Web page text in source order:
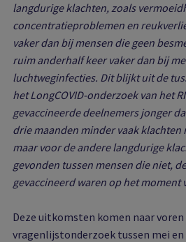
langdurige klachten, zoals
concentratieproblemen en
vaker dan bij mensen die geen
ruim anderhalf keer vaker dan bij
luchtweginfecties. Dit blijkt uit de
het LongCOVID-onderzoek van het
gevaccineerde deelnemers jonger
drie maanden minder vaak klachten
maar voor de andere langdurige
gevonden tussen mensen die niet,
gevaccineerd waren op het moment
Deze uitkomsten komen naar
vragenlijstonderzoek tussen mei en